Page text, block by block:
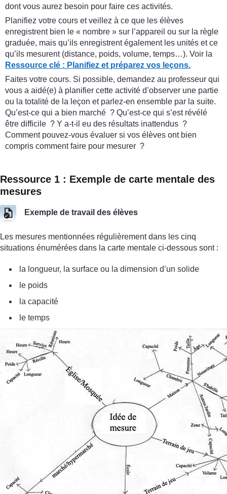
dont vous aurez besoin pour faire ces activités.
Planifiez votre cours et veillez à ce que les élèves
enregistrent bien le « nombre » sur l’appareil ou sur la règle
graduée, mais qu’ils enregistrent également les unités et ce
qu’ils mesurent (distance, poids, volume, temps…). Voir la
Ressource clé : Planifiez et préparez vos leçons.
Faites votre cours. Si possible, demandez au professeur qui
vous a aidé(e) à planifier cette activité d’observer une partie
ou la totalité de la leçon et parlez-en ensemble par la suite.
Qu’est-ce qui a bien marché ? Qu’est-ce qui s’est révélé
être difficile ? Y a-t-il eu des résultats inattendus ?
Comment pouvez-vous évaluer si vos élèves ont bien
compris comment faire pour mesurer ?
Ressource 1 : Exemple de carte mentale des
mesures
Exemple de travail des élèves
Les mesures mentionnées régulièrement dans les cinq
situations énumérées dans la carte mentale ci-dessous sont :
la longueur, la surface ou la dimension d’un solide
le poids
la capacité
le temps